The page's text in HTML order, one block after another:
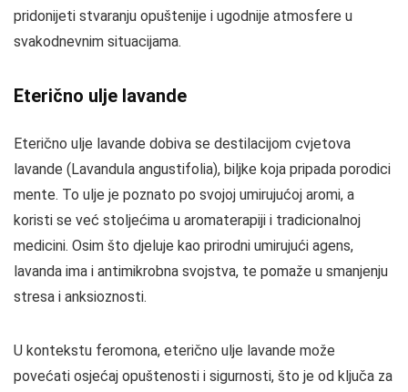
pridonijeti stvaranju opuštenije i ugodnije atmosfere u
svakodnevnim situacijama.
Eterično ulje lavande
Eterično ulje lavande dobiva se destilacijom cvjetova
lavande (Lavandula angustifolia), biljke koja pripada porodici
mente. To ulje je poznato po svojoj umirujućoj aromi, a
koristi se već stoljećima u aromaterapiji i tradicionalnoj
medicini. Osim što djeluje kao prirodni umirujući agens,
lavanda ima i antimikrobna svojstva, te pomaže u smanjenju
stresa i anksioznosti.
U kontekstu feromona, eterično ulje lavande može
povećati osjećaj opuštenosti i sigurnosti, što je od ključa za